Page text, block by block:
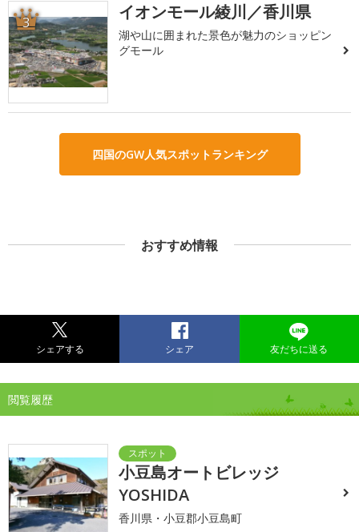
3 イオンモール綾川／香川県
湖や山に囲まれた景色が魅力のショッピン
グモール
四国のGW人気スポットランキング
おすすめ情報
シェアする シェア 友だちに送る
閲覧履歴
小豆島オートビレッジ
YOSHIDA
香川県・小豆郡小豆島町